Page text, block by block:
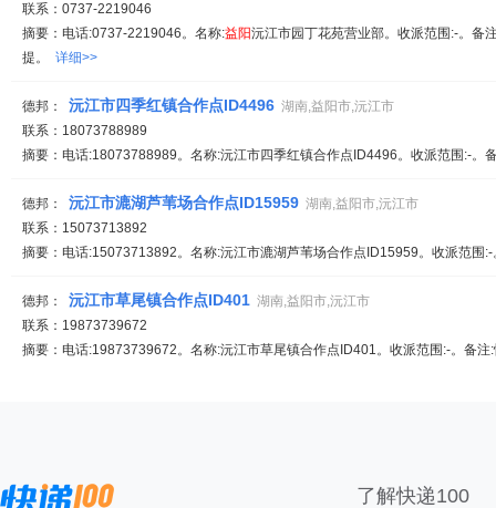
联系：0737-2219046
摘要：电话:0737-2219046。名称:益阳沅江市园丁花苑营业部。收派范围:-。备
提。 详细>>
德邦： 沅江市四季红镇合作点ID4496 湖南,益阳市,沅江市
联系：18073788989
摘要：电话:18073788989。名称:沅江市四季红镇合作点ID4496。收派范围:-。
德邦： 沅江市漉湖芦苇场合作点ID15959 湖南,益阳市,沅江市
联系：15073713892
摘要：电话:15073713892。名称:沅江市漉湖芦苇场合作点ID15959。收派范围
德邦： 沅江市草尾镇合作点ID401 湖南,益阳市,沅江市
联系：19873739672
摘要：电话:19873739672。名称:沅江市草尾镇合作点ID401。收派范围:-。备
了解快递100